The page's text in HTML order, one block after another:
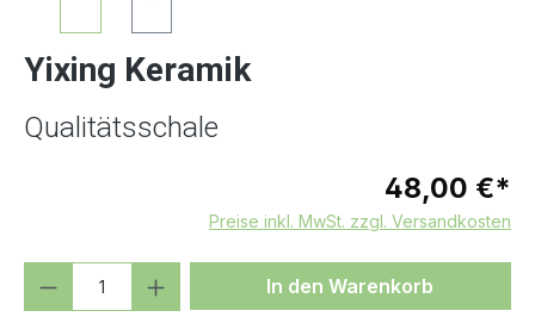
Yixing Keramik
Qualitätsschale
48,00 €*
Preise inkl. MwSt. zzgl. Versandkosten
Produkt Anzahl: Gib denIn den Warenkorb